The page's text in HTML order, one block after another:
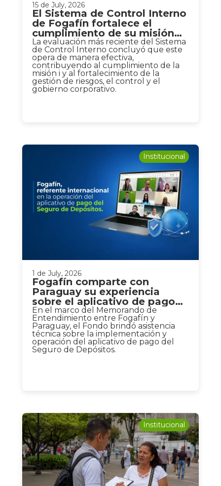
15 de July, 2026
El Sistema de Control Interno
de Fogafín fortalece el
cumplimiento de su misión
institucional
La evaluación más reciente del Sistema
de Control Interno concluyó que este
opera de manera efectiva,
contribuyendo al cumplimiento de la
misión i y al fortalecimiento de la
gestión de riesgos, el control y el
gobierno corporativo.
Institucional
1 de July, 2026
Fogafín comparte con
Paraguay su experiencia
sobre el aplicativo de pago
del Seguro de Depósitos
En el marco del Memorando de
Entendimiento entre Fogafín y
Paraguay, el Fondo brindó asistencia
técnica sobre la implementación y
operación del aplicativo de pago del
Seguro de Depósitos.
Institucional